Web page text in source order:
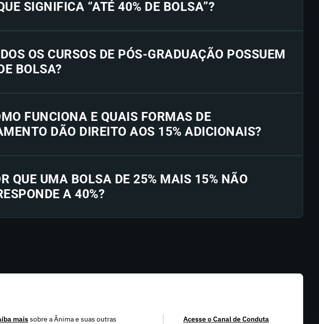
SIGNIFICA “ATÉ 40% DE BOLSA”?
OS CURSOS DE PÓS-GRADUAÇÃO POSSUEM
BOLSA?
FUNCIONA E QUAIS FORMAS DE
DÃO DIREITO AOS 15% ADICIONAIS?
QUE UMA BOLSA DE 25% MAIS 15% NÃO
A 40%?
maissobre a Ânima e suas outras
Acesse o Canal de Conduta